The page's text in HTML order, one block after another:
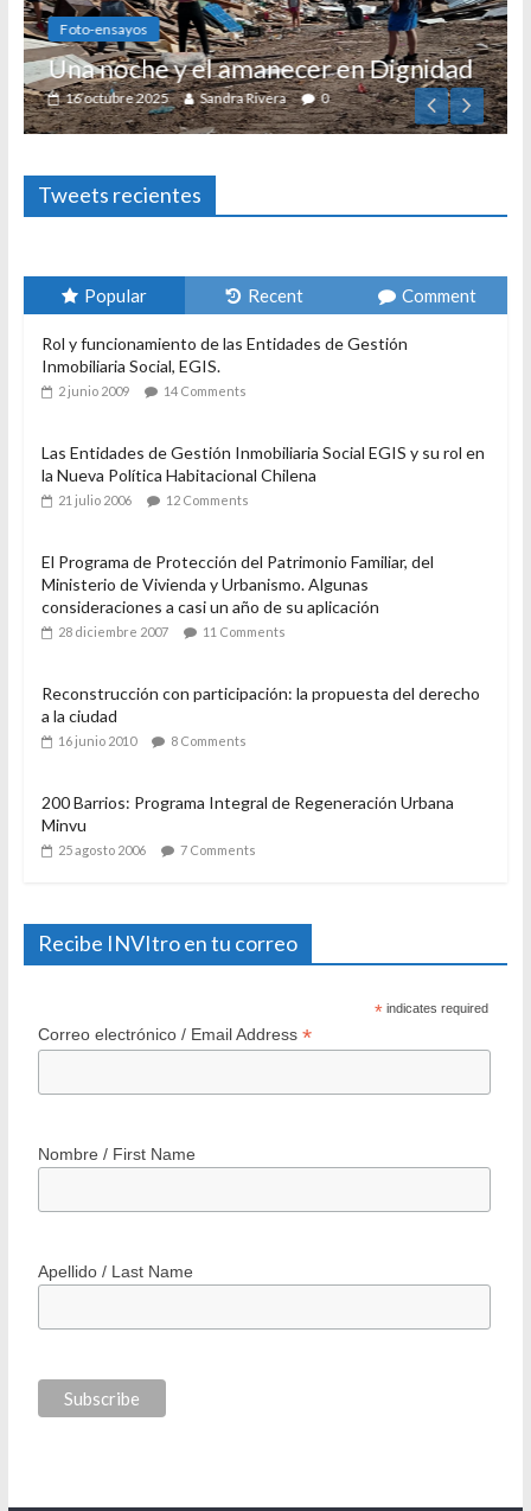
Foto-ensayos
Una noche y el amanecer en Dignidad
16 octubre 2025 Sandra Rivera 0
Tweets recientes
Popular Recent Comment
Rol y funcionamiento de las Entidades de Gestión
Inmobiliaria Social, EGIS.
2 junio 2009 14 Comments
Las Entidades de Gestión Inmobiliaria Social EGIS y su rol en
la Nueva Política Habitacional Chilena
21 julio 2006 12 Comments
El Programa de Protección del Patrimonio Familiar, del
Ministerio de Vivienda y Urbanismo. Algunas
consideraciones a casi un año de su aplicación
28 diciembre 2007 11 Comments
Reconstrucción con participación: la propuesta del derecho
a la ciudad
16 junio 2010 8 Comments
200 Barrios: Programa Integral de Regeneración Urbana
Minvu
25 agosto 2006 7 Comments
Recibe INVItro en tu correo
* indicates required
Correo electrónico / Email Address *
Nombre / First Name
Apellido / Last Name